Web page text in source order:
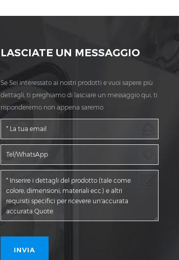
LASCIATE UN MESSAGGIO
Se Sei interessato ai nostri prodotti e vuoi sapere più
dettagli, ti preghiamo di lasciare un messaggio qui, ti
risponderemo non appena saremo